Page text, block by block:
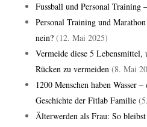
Fussball und Personal Training
Personal Training und
nein? (12. Mai 2025)
Vermeide diese 5 Lebensmittel,
Rücken zu vermeiden (8. Mai
1200 Menschen haben Wasser
Geschichte der Fitlab Familie
Älterwerden als Frau: So